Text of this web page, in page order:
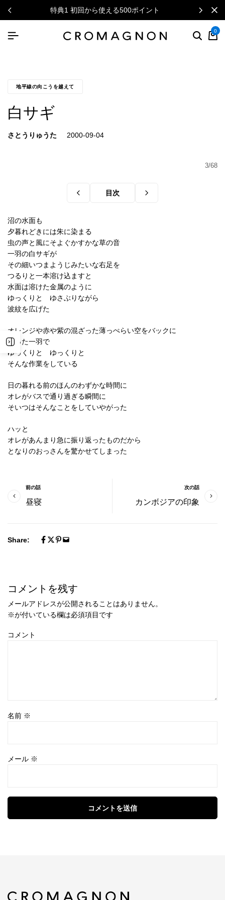
特典1 初回から使える500ポイント
0
地平線の向こうを越えて
白サギ
さとうりゅうた
3/68
目次
沼の水面も
夕暮れどきには朱に染まる
虫の声と風にそよぐかすかな草の音
一羽の白サギが
その細いつまようじみたいな右足を
つるりと一本溶け込ますと
水面は溶けた金属のように
ゆっくりと ゆさぶりながら
波紋を広げた
オレンジや赤や紫の混ざった薄っぺらい空をバックに
たった一羽で
ゆっくりと ゆっくりと
そんな作業をしている
日の暮れる前のほんのわずかな時間に
オレがバスで通り過ぎる瞬間に
そいつはそんなことをしていやがった
ハッと
オレがあんまり急に振り返ったものだから
となりのおっさんを驚かせてしまった
前の話
昼寝
次の話
カンボジアの印象
Share:
コメントを残す
メールアドレスが公開されることはありません。
※が付いている欄は必須項目です
コメント
名前 ※
メール ※
コメントを送信